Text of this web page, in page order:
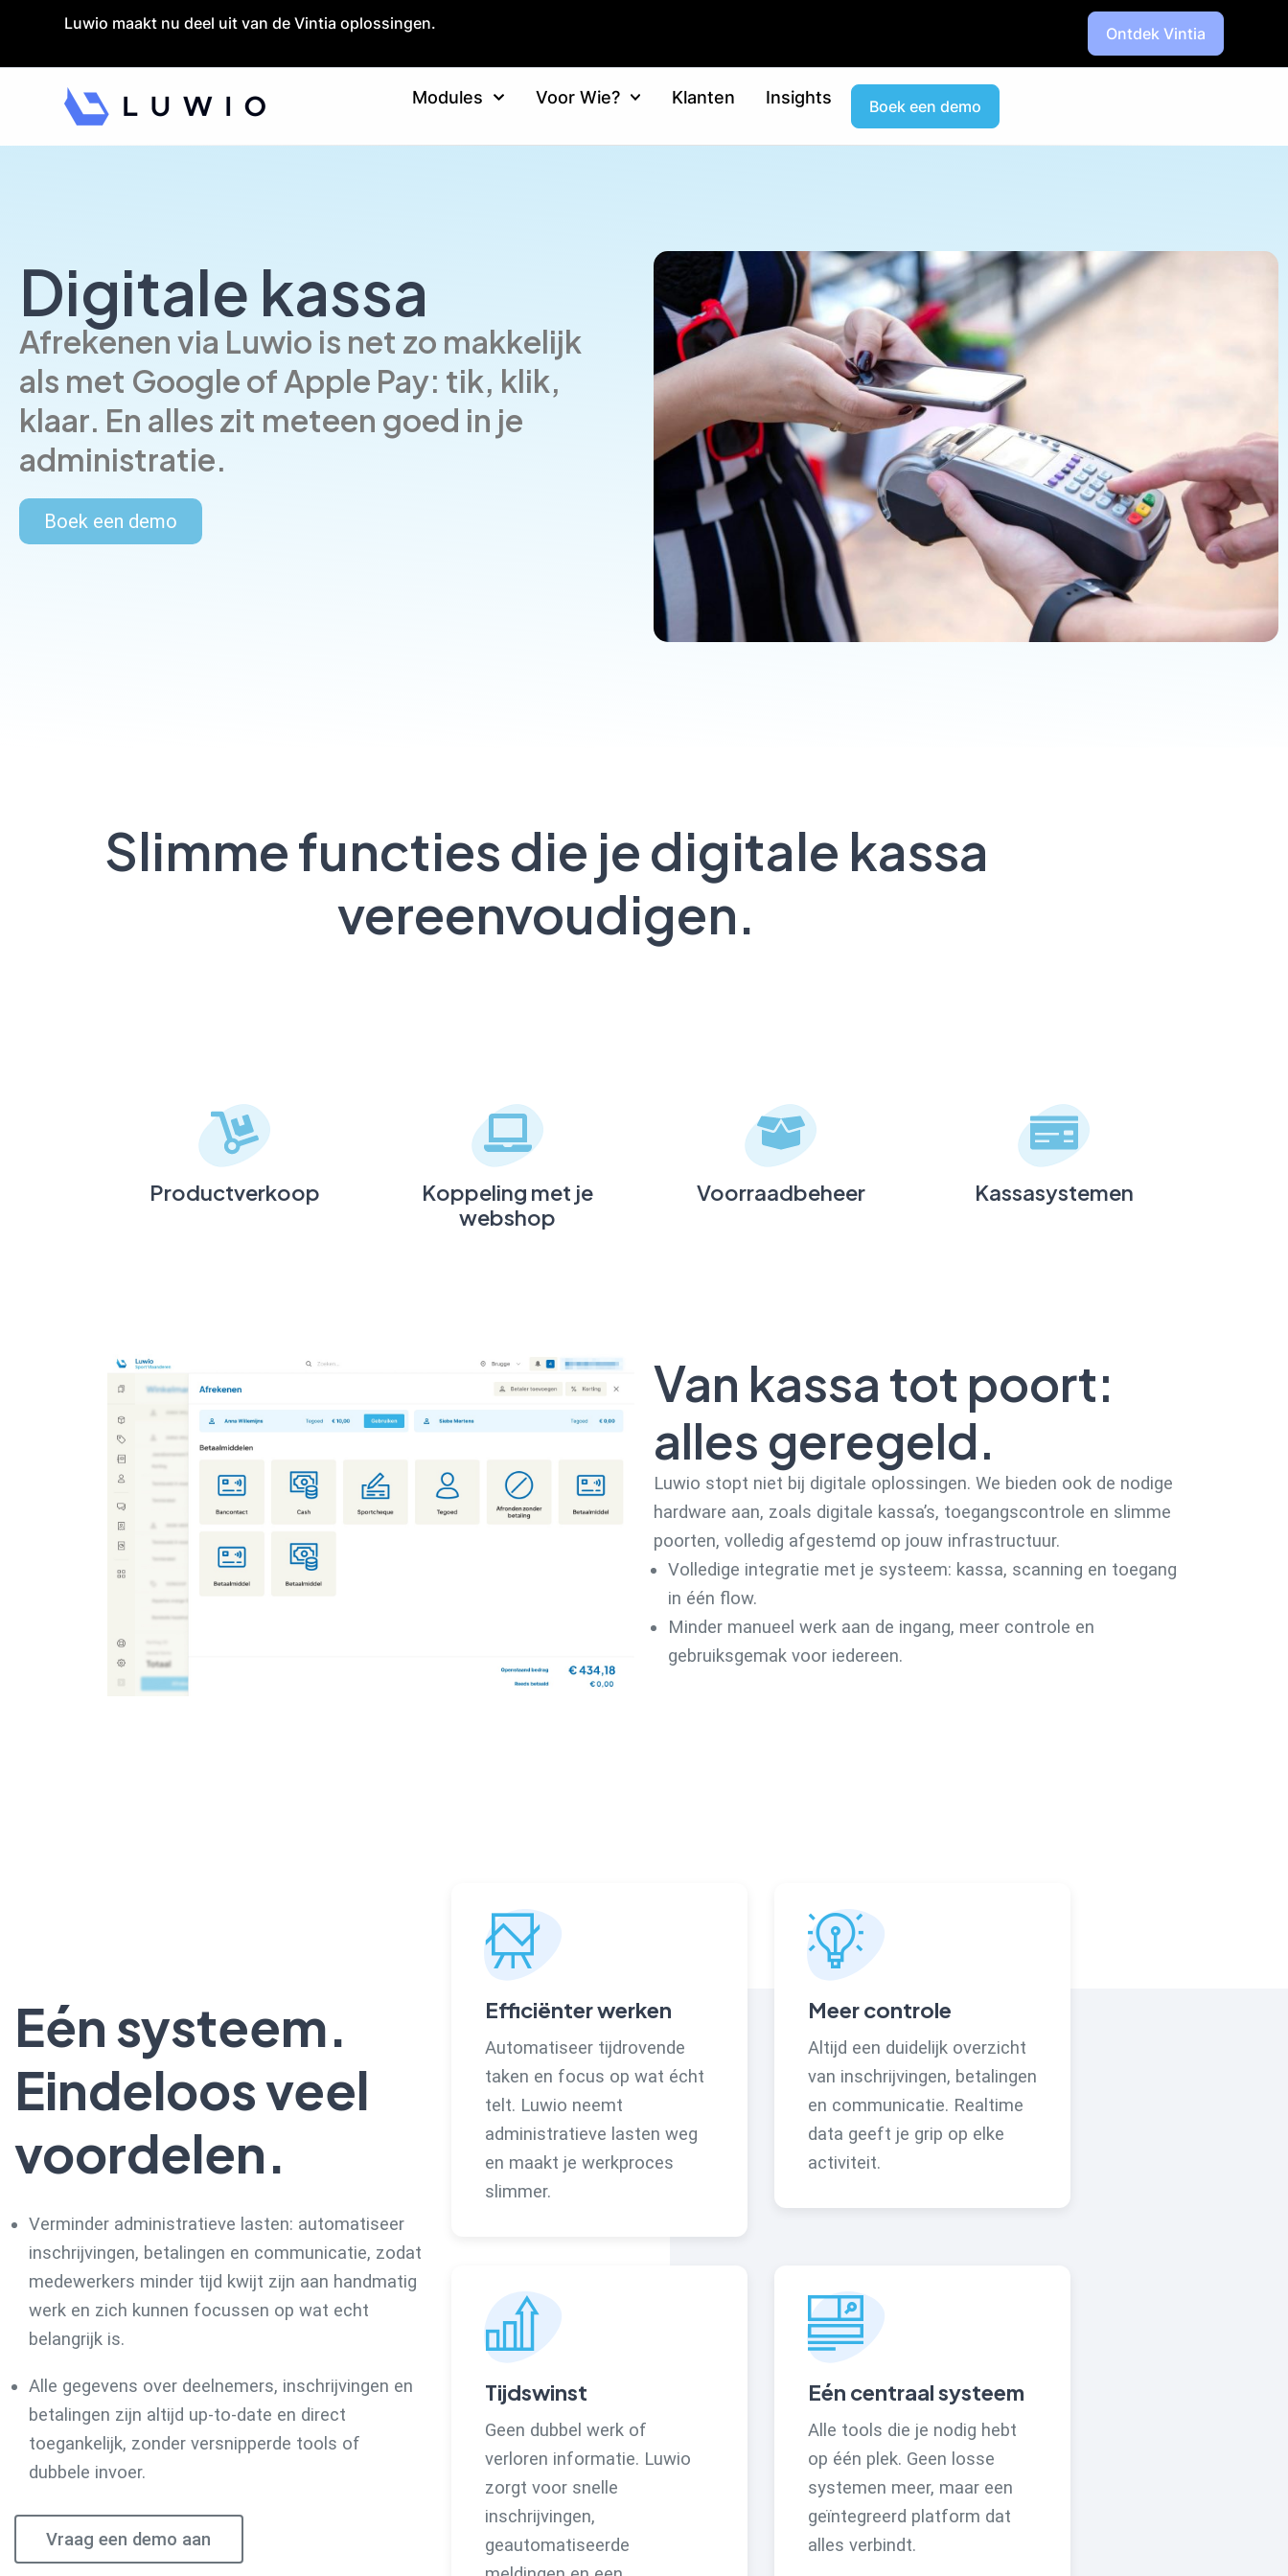
Luwio maakt nu deel uit van de Vintia oplossingen.
Ontdek Vintia
Modules Voor Wie? Klanten Insights Boek een demo
Digitale kassa
Afrekenen via Luwio is net zo makkelijk
als met Google of Apple Pay: tik, klik,
klaar. En alles zit meteen goed in je
administratie.
Boek een demo
Slimme functies die je digitale kassa
vereenvoudigen.
Productverkoop
Koppeling met je
webshop
Voorraadbeheer Kassasystemen
Van kassa tot poort:
alles geregeld.
Luwio stopt niet bij digitale oplossingen. We bieden ook de nodige
hardware aan, zoals digitale kassa’s, toegangscontrole en slimme
poorten, volledig afgestemd op jouw infrastructuur.
Volledige integratie met je systeem: kassa, scanning en toegang
in één flow.
Minder manueel werk aan de ingang, meer controle en
gebruiksgemak voor iedereen.
Eén systeem.
Eindeloos veel
voordelen.
Verminder administratieve lasten: automatiseer
inschrijvingen, betalingen en communicatie, zodat
medewerkers minder tijd kwijt zijn aan handmatig
werk en zich kunnen focussen op wat echt
belangrijk is.
Alle gegevens over deelnemers, inschrijvingen en
betalingen zijn altijd up-to-date en direct
toegankelijk, zonder versnipperde tools of
dubbele invoer.
Vraag een demo aan
Efficiënter werken
Automatiseer tijdrovende
taken en focus op wat écht
telt. Luwio neemt
administratieve lasten weg
en maakt je werkproces
slimmer.
Meer controle
Altijd een duidelijk overzicht
van inschrijvingen, betalingen
en communicatie. Realtime
data geeft je grip op elke
activiteit.
Tijdswinst
Geen dubbel werk of
verloren informatie. Luwio
zorgt voor snelle
inschrijvingen,
geautomatiseerde
Eén centraal systeem
Alle tools die je nodig hebt
op één plek. Geen losse
systemen meer, maar een
geïntegreerd platform dat
alles verbindt.
Launch login modal
Launch register modal